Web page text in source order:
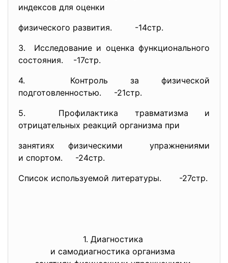
индексов для оценки
физического развития. -14стр.
3. Исследование и оценка функционального
состояния. -17стр.
4. Контроль за физической
подготовленностью. -21стр.
5. Профилактика травматизма и
отрицательных реакций организма при
занятиях физическими упражнениями
и спортом. -24стр.
Список используемой литературы. -27стр.
1. Диагностика
и самодиагностика организма